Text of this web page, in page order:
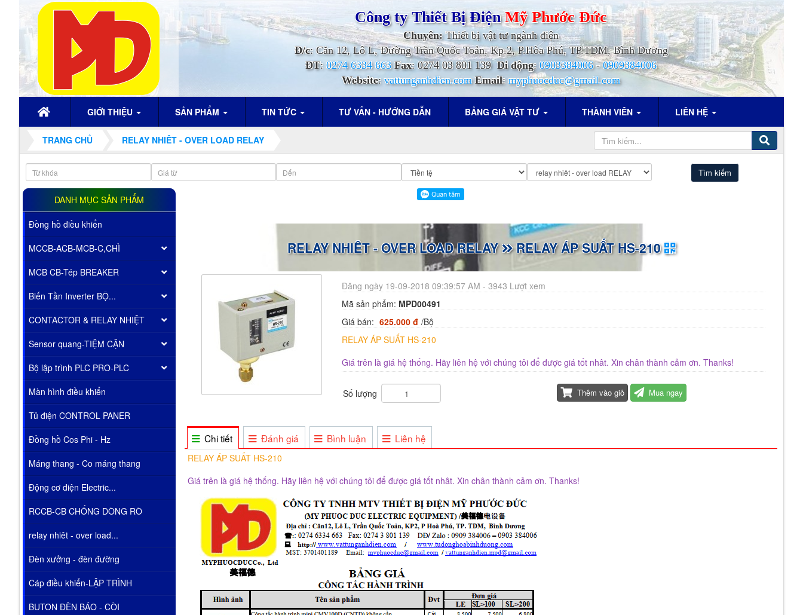
Công ty Thiết Bị ĐiệnMỹ PhướcĐức
Chuyên:Thiết bị vật tư ngành điện
Đ/c: Căn 12, Lô L, Đường Trần Quốc Toản, Kp.2, P.Hòa Phú, TP.TDM, Bình Dương
ĐT:0274 6334 663 Fax: 0274 03 801 139 Di động:0903384006-0909384006
Website:vattunganhdien.com Email:myphuocduc@gmail.com
GIỚI THIỆU SẢN PHẨM TIN TỨC TƯ VẤN - HƯỚNG DẪN BẢNG GIÁ VẬT TƯ THÀNH VIÊN LIÊN HỆ
TRANG CHỦ RELAY NHIÊT - OVER LOAD RELAY
RELAY NHIÊT - OVER LOAD RELAY RELAY ÁP SUẤT HS-210
Đăng ngày 19-09-2018 09:39:57 AM - 3943 Lượt xem
Mã sản phẩm: MPD00491
Giá bán: 625.000 đ /Bộ
RELAY ÁP SUẤT HS-210
Giá trên là giá hệ thống. Hãy liên hệ với chúng tôi để được giá tốt nhât. Xin chân thành cảm ơn. Thanks!
Số lượng Thêm vào giỏ Mua ngay
Chi tiết Đánh giá Bình luận Liên hệ
RELAY ÁP SUẤT HS-210
Giá trên là giá hệ thống. Hãy liên hệ với chúng tôi để được giá tốt nhât. Xin chân thành cảm ơn. Thanks!
DANH MỤC SẢN PHẨM
Đồng hồ điều khiển
MCCB-ACB-MCB-C,CHÌ
MCB CB-Tép BREAKER
Biến Tần Inverter BỘ...
CONTACTOR & RELAY NHIỆT
Sensor quang-TIỆM CẬN
Bộ lập trình PLC PRO-PLC
Màn hình điều khiển
Tủ điện CONTROL PANER
Đồng hồ Cos Phi - Hz
Máng thang - Co máng thang
Động cơ điện Electric...
RCCB-CB CHỐNG DÒNG RÒ
relay nhiêt - over load...
Đèn xưởng - đèn đường
Cáp điều khiển-LẬP TRÌNH
BUTON ĐÈN BÁO - CÒI